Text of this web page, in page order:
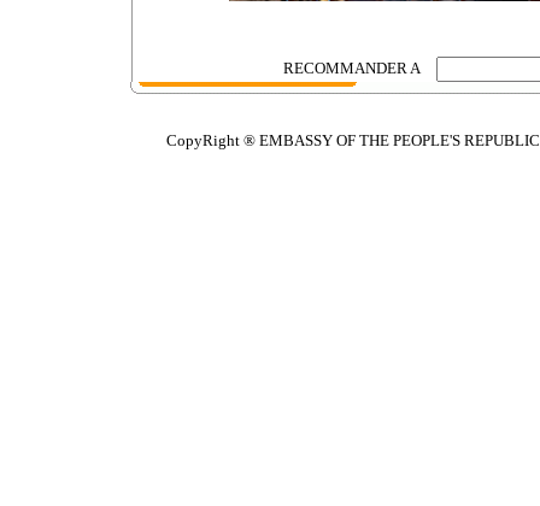
RECOMMANDER A
CopyRight ® EMBASSY OF THE PEOPLE'S